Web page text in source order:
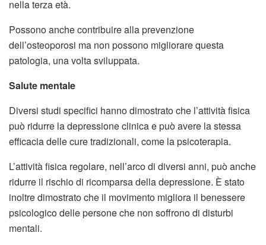
nella terza età.
Possono anche contribuire alla prevenzione
dell’osteoporosi ma non possono migliorare questa
patologia, una volta sviluppata.
Salute mentale
Diversi studi specifici hanno dimostrato che l’attività fisica
può ridurre la depressione clinica e può avere la stessa
efficacia delle cure tradizionali, come la psicoterapia.
L’attività fisica regolare, nell’arco di diversi anni, può anche
ridurre il rischio di ricomparsa della depressione. È stato
inoltre dimostrato che il movimento migliora il benessere
psicologico delle persone che non soffrono di disturbi
mentali.